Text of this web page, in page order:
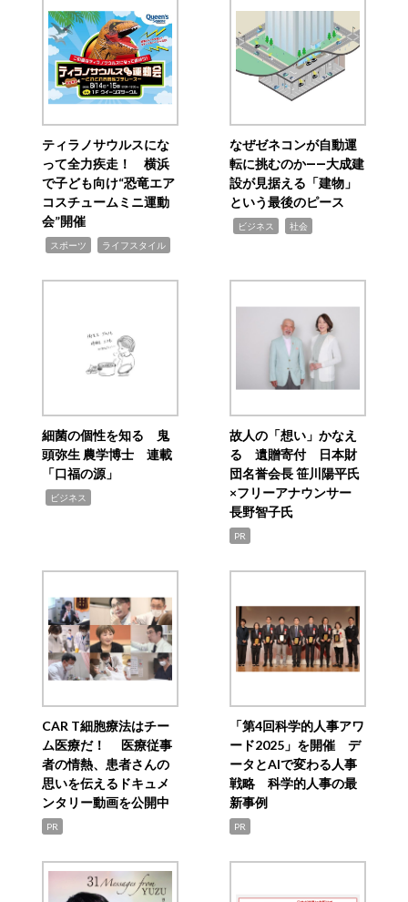
ティラノサウルスにな
って全力疾走！ 横浜
で子ども向け“恐竜エア
コスチュームミニ運動
会”開催
スポーツ ライフスタイル
なぜゼネコンが自動運
転に挑むのか――大成建
設が見据える「建物」
という最後のピース
ビジネス 社会
細菌の個性を知る 鬼
頭弥生 農学博士 連載
「口福の源」
ビジネス
故人の「想い」かなえ
る 遺贈寄付 日本財
団名誉会長 笹川陽平氏
×フリーアナウンサー
長野智子氏
PR
CAR T細胞療法はチー
ム医療だ！ 医療従事
者の情熱、患者さんの
思いを伝えるドキュメ
ンタリー動画を公開中
PR
「第4回科学的人事アワ
ード2025」を開催 デ
ータとAIで変わる人事
戦略 科学的人事の最
新事例
PR